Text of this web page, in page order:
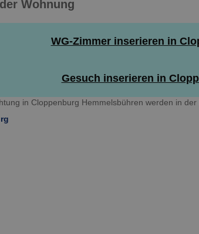
Wohnung
WG-Zimmer inserieren in
Gesuch inserieren in
in Cloppenburg Hemmelsbühren werden in